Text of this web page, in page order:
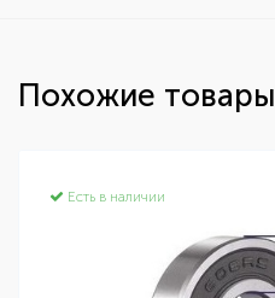
Похожие товары
Есть в наличии